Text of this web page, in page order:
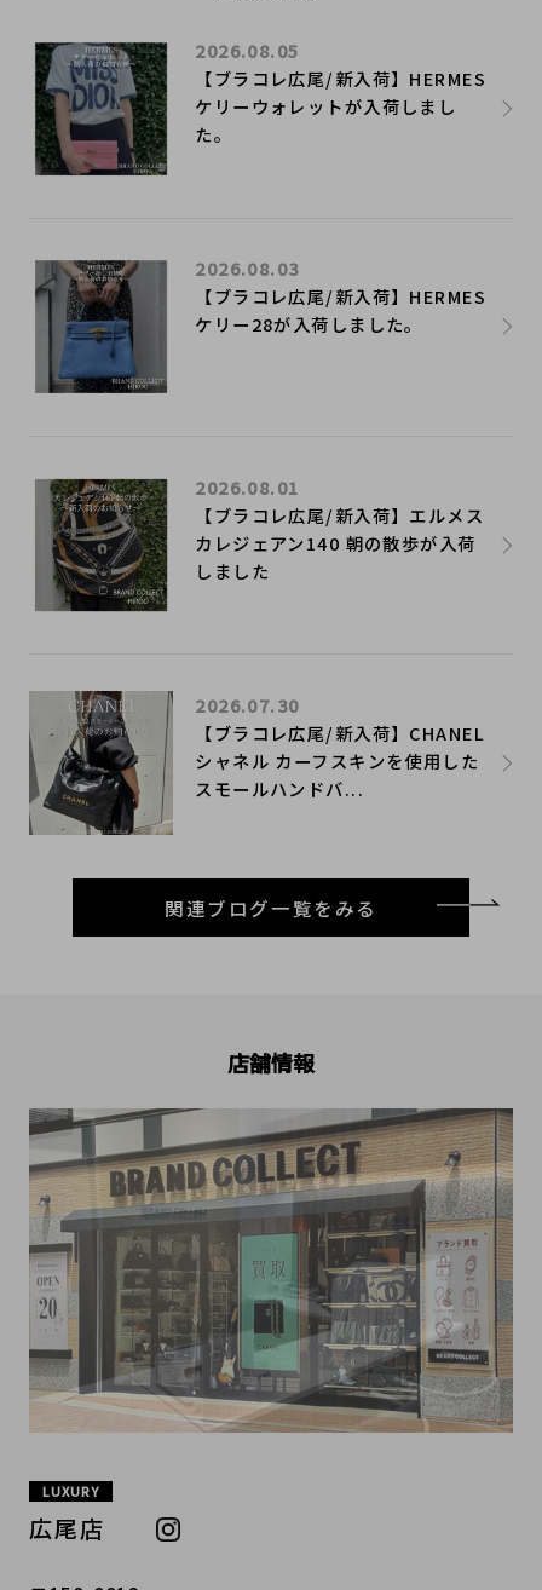
【ブラコレ広尾/新入荷】HERMES
ケリーウォレットが入荷しまし
た。
2026.08.05
【ブラコレ広尾/新入荷】HERMES
ケリー28が入荷しました。
2026.08.03
【ブラコレ広尾/新入荷】エルメス
カレジェアン140 朝の散歩が入荷
しました
2026.08.01
【ブラコレ広尾/新入荷】CHANEL
シャネル カーフスキンを使用した
スモールハンドバ...
2026.07.30
関連ブログ一覧をみる
店舗情報
LUXURY
広尾店